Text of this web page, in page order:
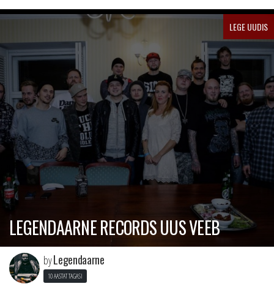
LEGE UUDIS
LEGENDAARNE RECORDS UUS VEEB
byLegendaarne
10 AASTAT TAGASI